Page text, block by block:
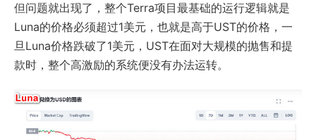
但问题就出现了，整个Terra项目最基础的运行逻辑就是
Luna的价格必须超过1美元，也就是高于UST的价格，一
旦Luna价格跌破了1美元，UST在面对大规模的抛售和提
款时，整个高激励的系统便没有办法运转。